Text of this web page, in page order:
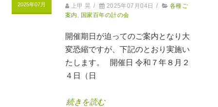
2025年07月 上甲 晃 / 2025年07月04日 /
各種ご
案内
国家百年の計の会
開催期日が迫ってのご案内となり大
変恐縮ですが、下記のとおり実施い
たします。 開催日 令和７年８月２
４日（日
続きを読む